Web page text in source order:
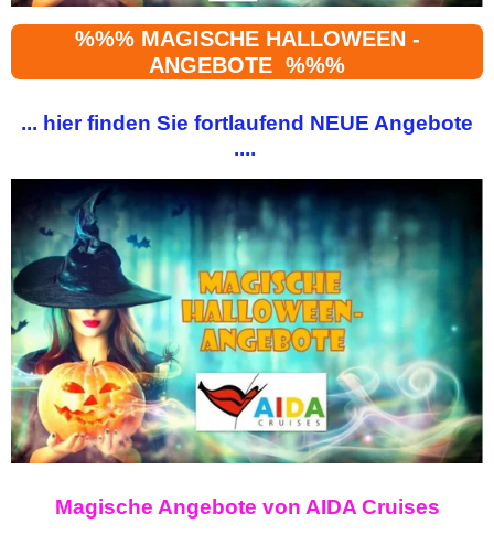
%%% MAGISCHE HALLOWEEN -
ANGEBOTE %%%
... hier finden Sie fortlaufend NEUE Angebote
....
Magische Angebote von AIDA Cruises